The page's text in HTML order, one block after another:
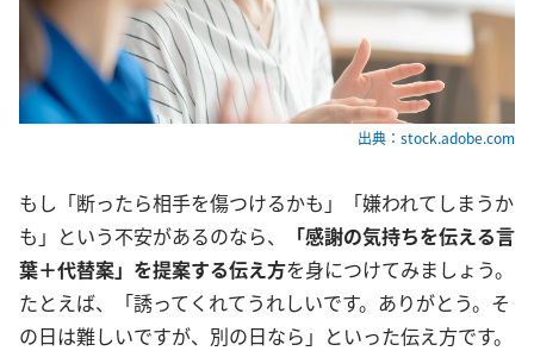
出典：stock.adobe.com
もし「断ったら相手を傷つけるかも」「嫌われてしまうか
も」という不安があるのなら、
「感謝の気持ちを伝える言
葉＋代替案」を提案する伝え方を身につけてみましょう。
たとえば、「誘ってくれてうれしいです。ありがとう。そ
の日は難しいですが、別の日なら」といった伝え方です。